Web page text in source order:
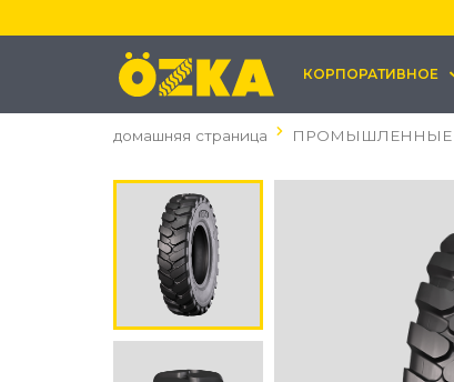
КОРПОРАТИВНОЕ
домашняя страница